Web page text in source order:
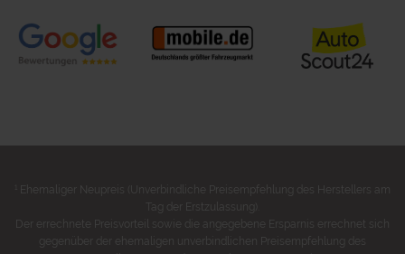
Ehemaliger Neupreis (Unverbindliche Preisempfehlung des Herstellers am
Tag der Erstzulassung).
Der errechnete Preisvorteil sowie die angegebene Ersparnis errechnet sich
gegenüber der ehemaligen unverbindlichen Preisempfehlung des